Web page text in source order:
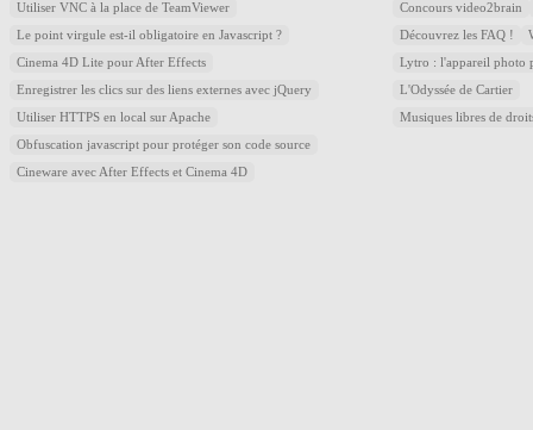
Utiliser VNC à la place de TeamViewer
Le point virgule est-il obligatoire en Javascript ?
Cinema 4D Lite pour After Effects
Enregistrer les clics sur des liens externes avec jQuery
Utiliser HTTPS en local sur Apache
Obfuscation javascript pour protéger son code source
Cineware avec After Effects et Cinema 4D
Concours video2brain
Découvrez les FAQ !
Lytro : l'appareil photo
L'Odyssée de Cartier
Musiques libres de